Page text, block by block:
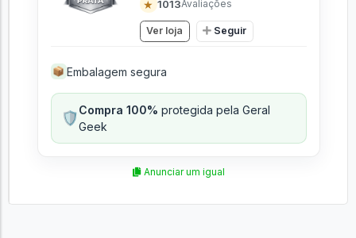
★ 1013Avaliações
Ver loja Seguir
📦 Embalagem segura
🛡️Compra 100% protegida pela Geral
Geek
Anunciar um igual